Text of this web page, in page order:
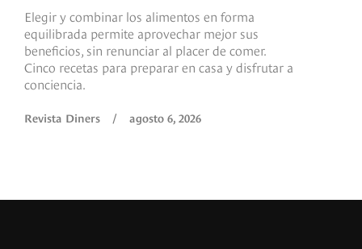
Elegir y combinar los alimentos en forma
equilibrada permite aprovechar mejor sus
beneficios, sin renunciar al placer de comer.
Cinco recetas para preparar en casa y disfrutar a
conciencia.
Revista Diners / agosto 6, 2026